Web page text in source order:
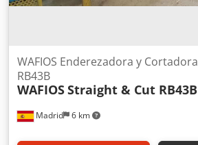
Madrid 6 km
WAFIOS Enderezadora y Cortadora
RB43B
WAFIOSStraight & Cut RB43B